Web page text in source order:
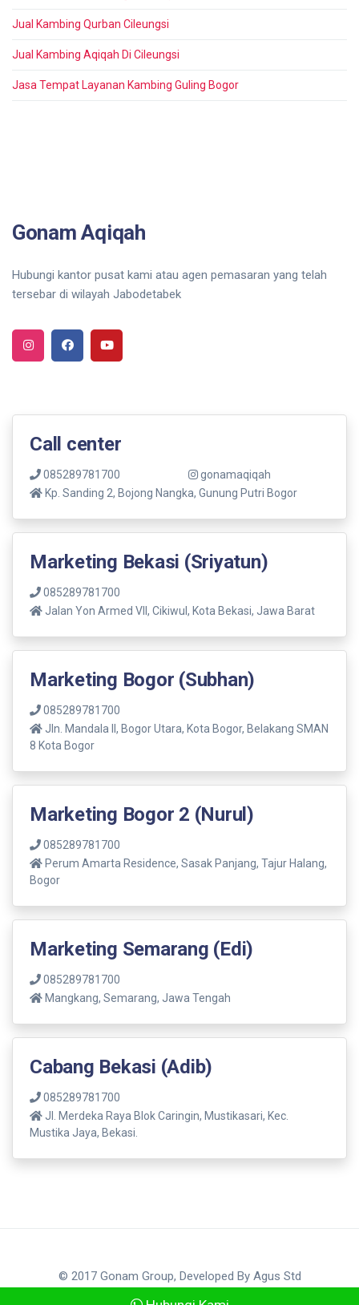
Jual Kambing Qurban Cileungsi
Jual Kambing Aqiqah Di Cileungsi
Jasa Tempat Layanan Kambing Guling Bogor
Gonam Aqiqah
Hubungi kantor pusat kami atau agen pemasaran yang telah
tersebar di wilayah Jabodetabek
Call center
085289781700
gonamaqiqah
Kp. Sanding 2, Bojong Nangka, Gunung Putri Bogor
Marketing Bekasi (Sriyatun)
085289781700
Jalan Yon Armed VII, Cikiwul, Kota Bekasi, Jawa Barat
Marketing Bogor (Subhan)
085289781700
Jln. Mandala ll, Bogor Utara, Kota Bogor, Belakang SMAN
8 Kota Bogor
Marketing Bogor 2 (Nurul)
085289781700
Perum Amarta Residence, Sasak Panjang, Tajur Halang,
Bogor
Marketing Semarang (Edi)
085289781700
Mangkang, Semarang, Jawa Tengah
Cabang Bekasi (Adib)
085289781700
Jl. Merdeka Raya Blok Caringin, Mustikasari, Kec.
Mustika Jaya, Bekasi.
© 2017 Gonam Group, Developed By Agus Std